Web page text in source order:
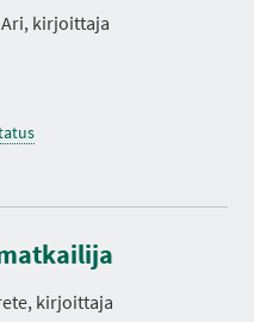
kirjoittaja
kirjoittaja